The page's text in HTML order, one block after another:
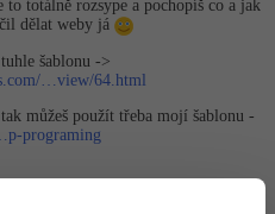
to totálně rozsype a pochopíš co a jak
dělat weby já
šablonu ->
…view/64.html
můžeš použít třeba mojí šablonu -
programing